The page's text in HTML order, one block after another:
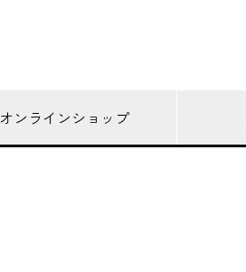
オンラインショップ